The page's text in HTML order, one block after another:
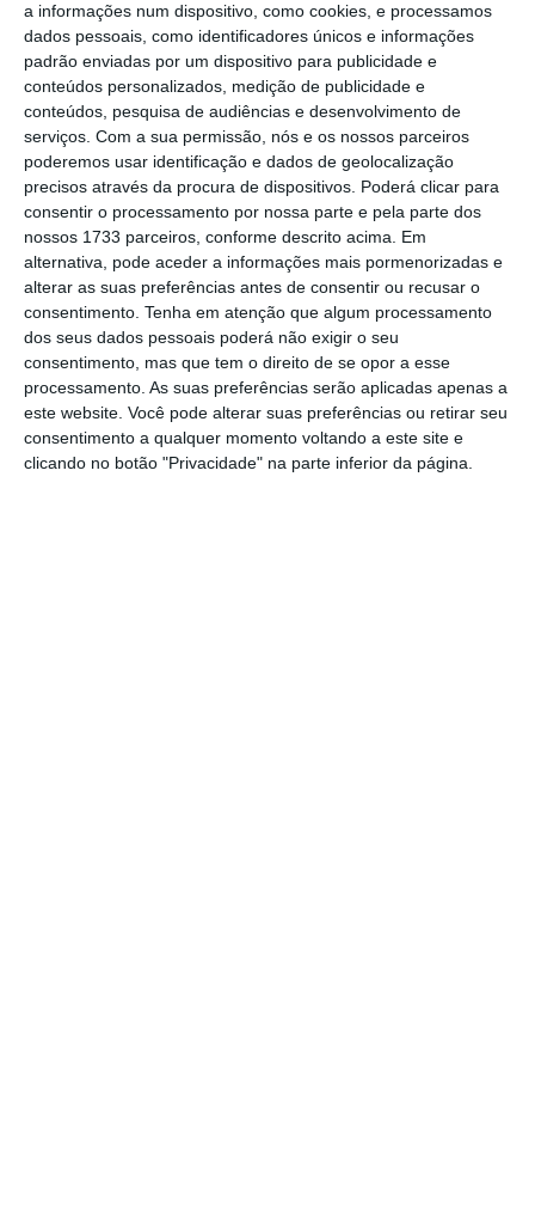
a informações num dispositivo, como cookies, e processamos
dados pessoais, como identificadores únicos e informações
padrão enviadas por um dispositivo para publicidade e
conteúdos personalizados, medição de publicidade e
conteúdos, pesquisa de audiências e desenvolvimento de
serviços. Com a sua permissão, nós e os nossos parceiros
poderemos usar identificação e dados de geolocalização
precisos através da procura de dispositivos. Poderá clicar para
consentir o processamento por nossa parte e pela parte dos
nossos 1733 parceiros, conforme descrito acima. Em
alternativa, pode aceder a informações mais pormenorizadas e
alterar as suas preferências antes de consentir ou recusar o
consentimento. Tenha em atenção que algum processamento
dos seus dados pessoais poderá não exigir o seu
consentimento, mas que tem o direito de se opor a esse
processamento. As suas preferências serão aplicadas apenas a
este website. Você pode alterar suas preferências ou retirar seu
consentimento a qualquer momento voltando a este site e
clicando no botão "Privacidade" na parte inferior da página.
https://eco.sapo.pt/quote/analistas-do-bpi-a-reuniao-da-opep-sera-o-principal-evento-do-dia/ Copiar
Assine o ECO Premium
No momento em que a informação é
mais importante do que nunca, apoie
o jornalismo independente e rigoroso.
De que forma? Assine o ECO Premium e
tenha acesso a notícias exclusivas, à
opinião que conta, às reportagens e